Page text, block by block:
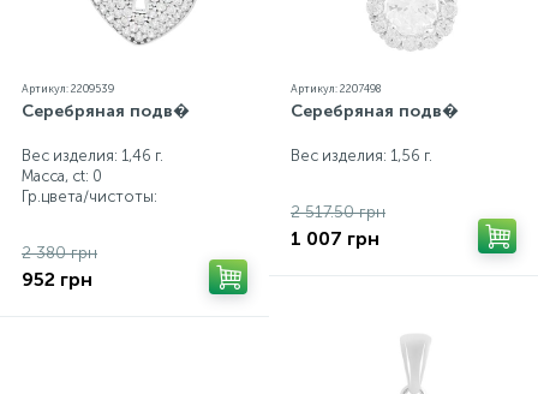
Артикул: 2209539
Серебряная подв�
Вес изделия: 1,46 г.
Масса, ct: 0
Гр.цвета/чистоты:
2 380 грн
952 грн
Артикул: 2207498
Серебряная подв�
Вес изделия: 1,56 г.
2 517.50 грн
1 007 грн